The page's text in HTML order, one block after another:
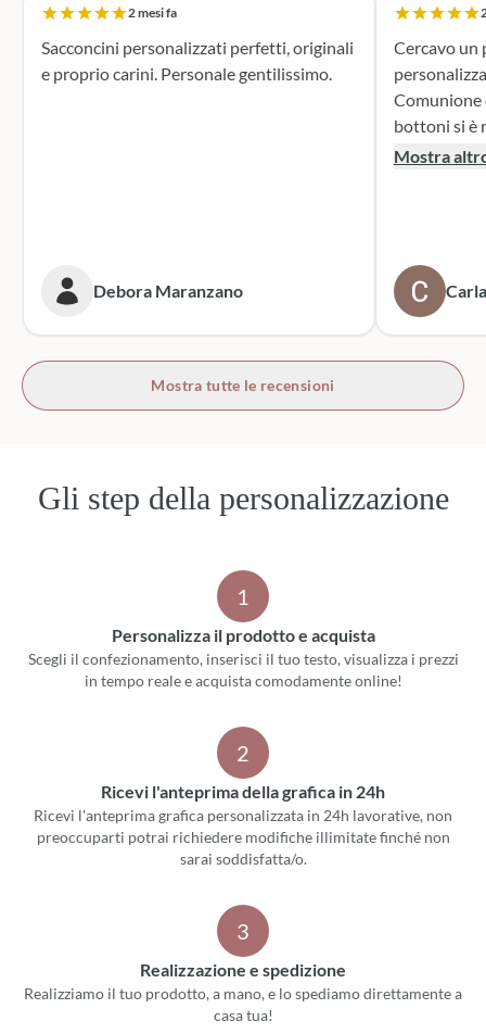
2 mesi fa
Sacconcini personalizzati perfetti, originali
e proprio carini. Personale gentilissimo.
Debora Maranzano
Cercavo
Comunione di
bottoni si è
supporto
prossime
bottoni!
Mostra
Mostra tutte le recensioni
Gli step della personalizzazione
1
Personalizza il prodotto e acquista
Scegli il confezionamento, inserisci il tuo testo, visualizza i prezzi
in tempo reale e acquista comodamente online!
2
Ricevi l'anteprima della grafica in 24h
Ricevi l'anteprima grafica personalizzata in 24h lavorative, non
preoccuparti potrai richiedere modifiche illimitate finché non
sarai soddisfatta/o.
3
Realizzazione e spedizione
Realizziamo il tuo prodotto, a mano, e lo spediamo direttamente a
casa tua!